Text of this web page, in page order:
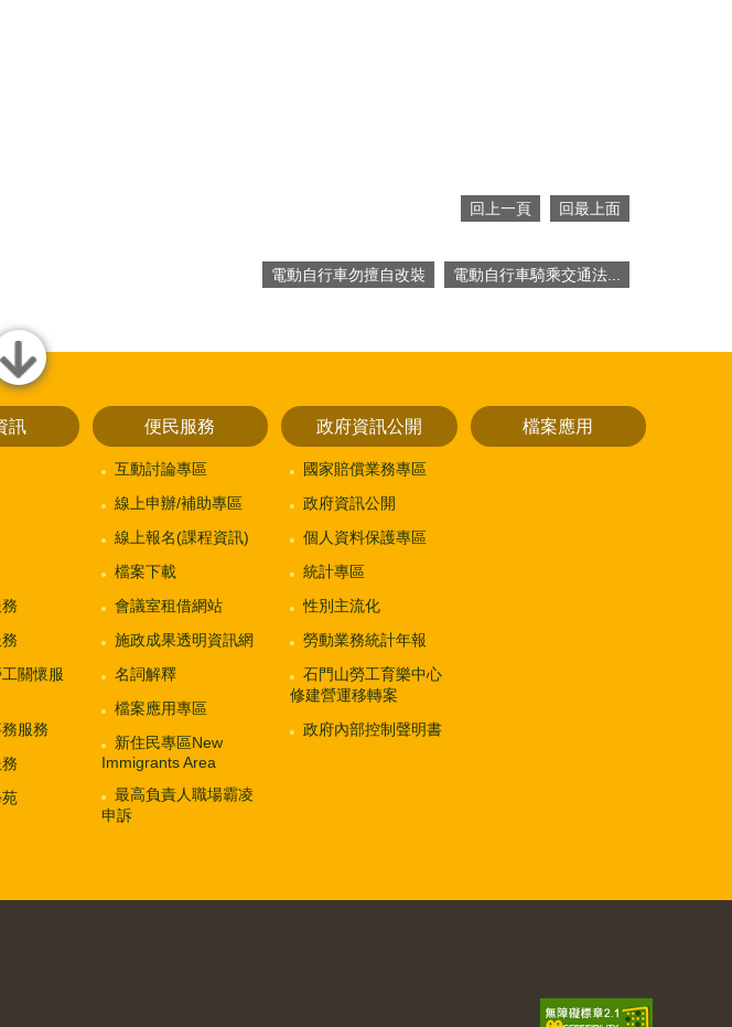
回上一頁 回最上面
電動自行車勿擅自改裝 電動自行車騎乘交通法...
close
訊
關懷服
服務
便民服務
互動討論專區
線上申辦/補助專區
線上報名(課程資訊)
檔案下載
會議室租借網站
施政成果透明資訊網
名詞解釋
檔案應用專區
新住民專區New
Immigrants Area
最高負責人職場霸凌
申訴
政府資訊公開
國家賠償業務專區
政府資訊公開
個人資料保護專區
統計專區
性別主流化
勞動業務統計年報
石門山勞工育樂中心
修建營運移轉案
政府內部控制聲明書
檔案應用